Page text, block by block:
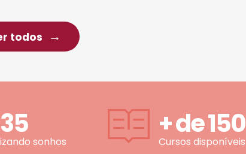
todos
sonhos
+ de150
Cursos disponíveis